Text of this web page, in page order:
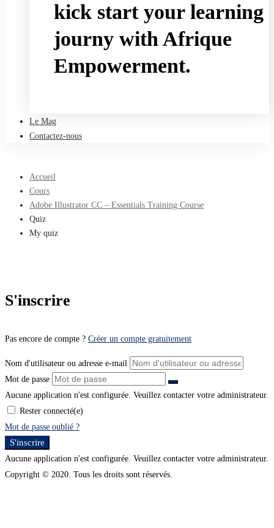
kick start your learning
journy with Afrique
Empowerment.
Le Mag
Contactez-nous
Accueil
Cours
Adobe Illustrator CC – Essentials Training Course
Quiz
My quiz
S'inscrire
Pas encore de compte ? Créer un compte gratuitement
Nom d'utilisateur ou adresse e-mail
Mot de passe
Aucune application n'est configurée. Veuillez contacter votre administrateur.
Rester connecté(e)
Mot de passe oublié ?
S'inscrire
Aucune application n'est configurée. Veuillez contacter votre administrateur.
Copyright © 2020. Tous les droits sont réservés.